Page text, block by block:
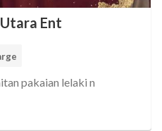
Ent
pakaian lelaki n